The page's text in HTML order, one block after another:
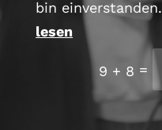
bin einverstanden.
lesen
9 + 8 =